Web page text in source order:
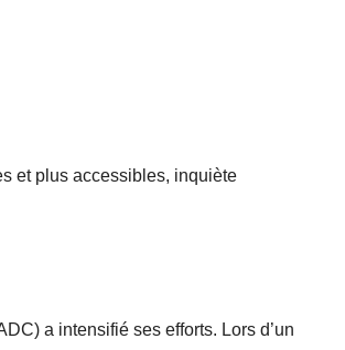
et plus accessibles, inquiète
a intensifié ses efforts. Lors d’un